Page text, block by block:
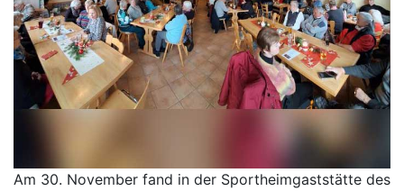
Am 30. November fand in der Sportheimgaststätte des